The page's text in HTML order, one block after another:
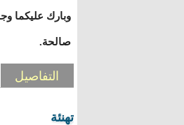
وبارك عليكما
صالحة.
التفاصيل
تهنئة